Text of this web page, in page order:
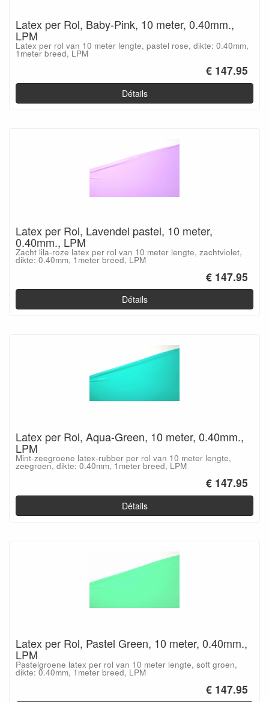
Latex per Rol, Baby-Pink, 10 meter, 0.40mm.,
LPM
Latex per rol van 10 meter lengte, pastel rose, dikte: 0.40mm,
1meter breed, LPM
€ 147.95
Détails
Latex per Rol, Lavendel pastel, 10 meter,
0.40mm., LPM
Zacht lila-roze latex per rol van 10 meter lengte, zachtviolet,
dikte: 0.40mm, 1meter breed, LPM
€ 147.95
Détails
Latex per Rol, Aqua-Green, 10 meter, 0.40mm.,
LPM
Mint-zeegroene latex-rubber per rol van 10 meter lengte,
zeegroen, dikte: 0.40mm, 1meter breed, LPM
€ 147.95
Détails
Latex per Rol, Pastel Green, 10 meter, 0.40mm.,
LPM
Pastelgroene latex per rol van 10 meter lengte, soft groen,
dikte: 0.40mm, 1meter breed, LPM
€ 147.95